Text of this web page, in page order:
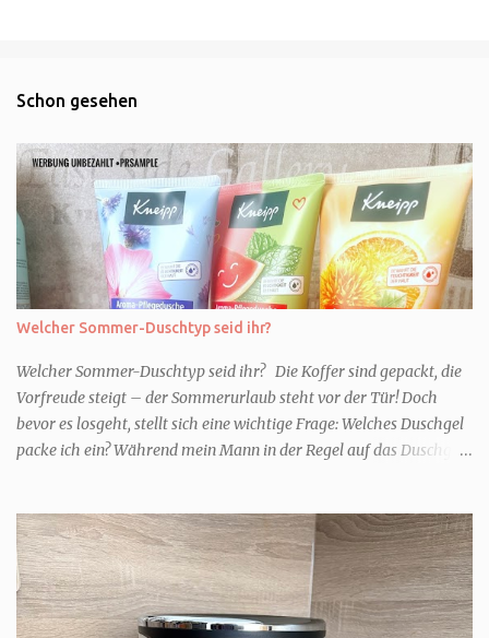
Schon gesehen
Welcher Sommer-Duschtyp seid ihr?
Welcher Sommer-Duschtyp seid ihr? Die Koffer sind gepackt, die
Vorfreude steigt – der Sommerurlaub steht vor der Tür! Doch
bevor es losgeht, stellt sich eine wichtige Frage: Welches Duschgel
packe ich ein? Während mein Mann in der Regel auf das Duschgel
Urlaub Entspannung und Wellness. Falls ihr ähnlich denkt, lasst
uns doch herausfinden, welcher Duschtyp ihr seid. TYP
GENIESSER Egal, ob Strand oder Städtetrip - für euch gehört
gutes Essen, ein guter Wein oder Cocktail, vielleicht ein gutes Buch
dazu. Ihr liebt es Sonnenuntergänge zu beobachten und genießt